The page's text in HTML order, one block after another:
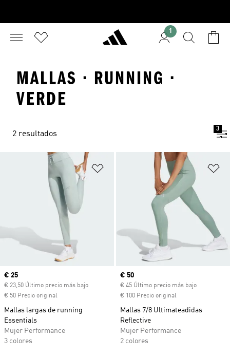
1
MALLAS · RUNNING ·
VERDE
2 resultados
3
Añadir a la lista de deseos
Precio actual
€ 25
€ 23,50 Último precio más bajo
€ 50 Precio original
Mallas largas de running
Essentials
Mujer Performance
3 colores
Precio actual
€ 50
€ 45 Último precio más bajo
€ 100 Precio original
Mallas 7/8 Ultimateadidas
Reflective
Mujer Performance
2 colores